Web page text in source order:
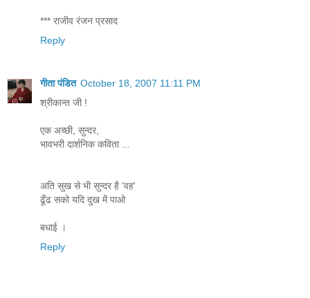
*** राजीव रंजन प्रसाद
Reply
गीता पंडित October 18, 2007 11:11 PM
श्रीकान्त जी !
एक अच्छी, सुन्दर,
भावभरी दार्शनिक कविता ...
अति सुख से भी सुन्दर है 'वह'
ढूँढ सको यदि दुख में पाओ
बधाई ।
Reply